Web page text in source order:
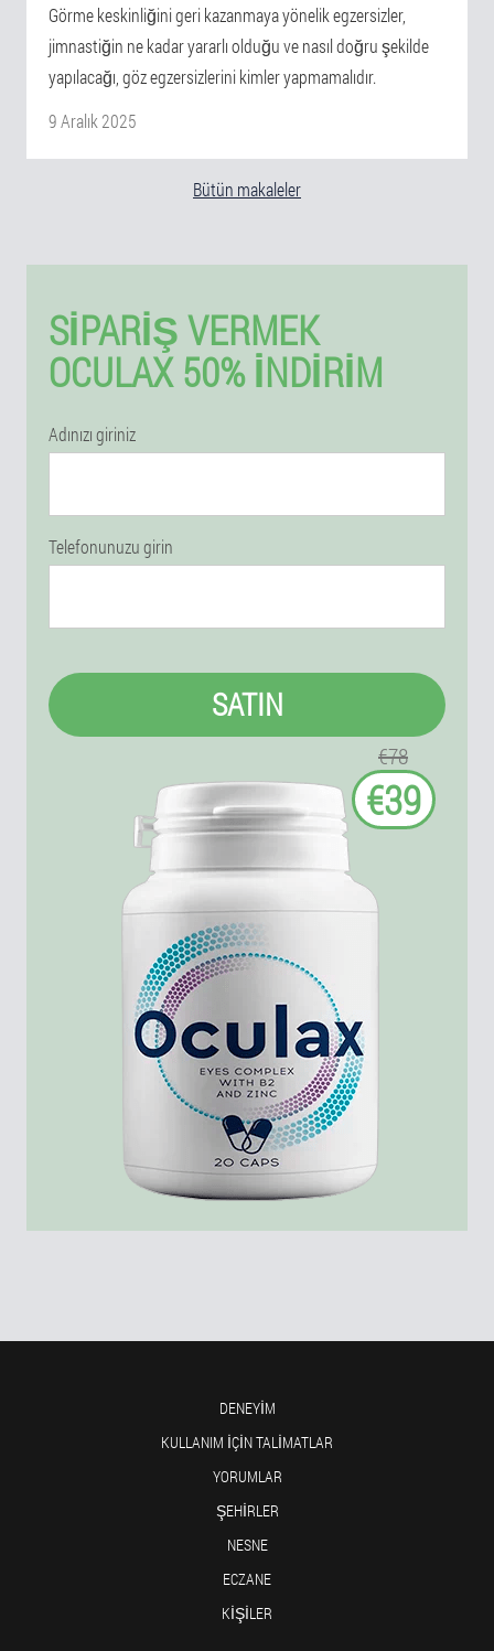
Görme keskinliğini geri kazanmaya yönelik egzersizler,
jimnastiğin ne kadar yararlı olduğu ve nasıl doğru şekilde
yapılacağı, göz egzersizlerini kimler yapmamalıdır.
9 Aralık 2025
Bütün makaleler
SIPARIŞ VERMEK
OCULAX 50% İNDIRIM
Adınızı giriniz
Telefonunuzu girin
SATIN
€78
€39
DENEYIM
KULLANIM IÇIN TALIMATLAR
YORUMLAR
ŞEHIRLER
NESNE
ECZANE
KIŞILER